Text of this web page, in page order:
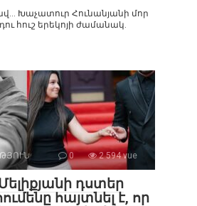
Խաչատուր Հունանյանի մոր
հուշ երեկոյի ժամանակ.
0 2 594 vue
դստեր
հայտնել է, որ